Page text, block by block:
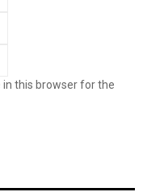
in this browser for the